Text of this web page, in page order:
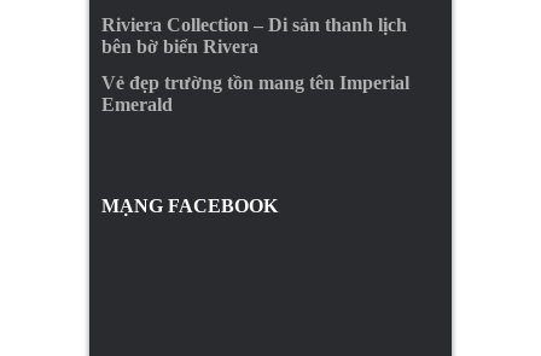
Riviera Collection – Di sản thanh lịch
bên bờ biển Rivera
Vẻ đẹp trường tồn mang tên Imperial
Emerald
MẠNG FACEBOOK